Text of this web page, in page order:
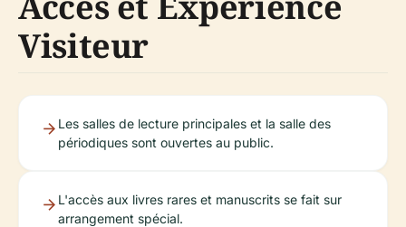
Visiteur
Les salles de lecture principales et la salle des
périodiques sont ouvertes au public.
L'accès aux livres rares et manuscrits se fait sur
arrangement spécial.